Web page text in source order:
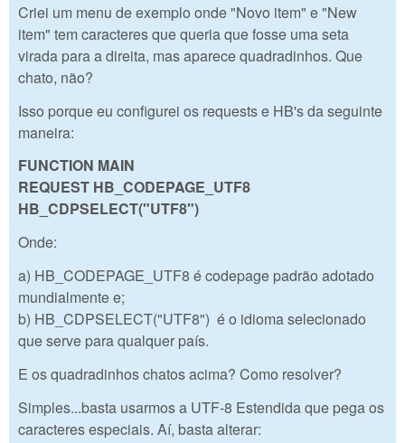
Criei um menu de exemplo onde "Novo item" e "New
item" tem caracteres que queria que fosse uma seta
virada para a direita, mas aparece quadradinhos. Que
chato, não?
Isso porque eu configurei os requests e HB's da seguinte
maneira:
FUNCTION MAIN
REQUEST HB_CODEPAGE_UTF8
HB_CDPSELECT("UTF8")
Onde:
a) HB_CODEPAGE_UTF8 é codepage padrão adotado
mundialmente e;
b) HB_CDPSELECT("UTF8") é o idioma selecionado
que serve para qualquer país.
E os quadradinhos chatos acima? Como resolver?
Simples...basta usarmos a UTF-8 Estendida que pega os
caracteres especiais. Aí, basta alterar: